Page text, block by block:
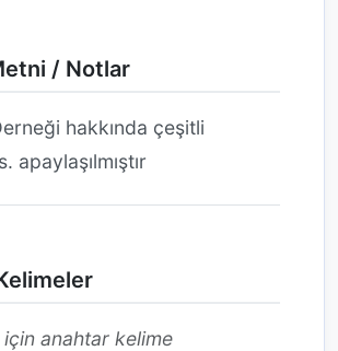
/ Notlar
hakkında çeşitli
apaylaşılmıştır
için anahtar kelime